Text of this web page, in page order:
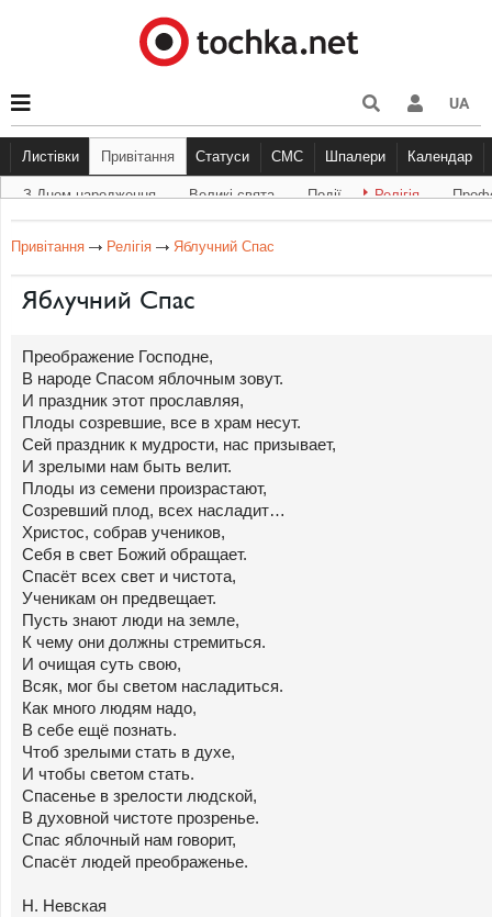
UA
Листівки
З Днем народження Великі свята Події Релігія
Привітання Статуси
Інше Прикольні Сумні Гарні
СМС
З Днем Народження
Шпалери
Музика Тварини
Календар
З Днем народження Великі свята Події Релігія
Привітання Релігія Яблучний Спас
Яблучний Спас
Преображение Господне,
В народе Спасом яблочным зовут.
И праздник этот прославляя,
Плоды созревшие, все в храм несут.
Сей праздник к мудрости, нас призывает,
И зрелыми нам быть велит.
Плоды из семени произрастают,
Созревший плод, всех насладит…
Христос, собрав учеников,
Себя в свет Божий обращает.
Спасёт всех свет и чистота,
Ученикам он предвещает.
Пусть знают люди на земле,
К чему они должны стремиться.
И очищая суть свою,
Всяк, мог бы светом насладиться.
Как много людям надо,
В себе ещё познать.
Чтоб зрелыми стать в духе,
И чтобы светом стать.
Спасенье в зрелости людской,
В духовной чистоте прозренье.
Спас яблочный нам говорит,
Спасёт людей преображенье.
Н. Невская